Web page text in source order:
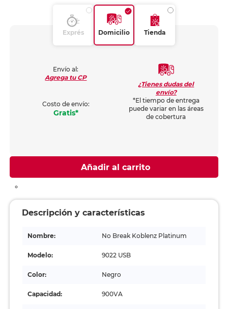
Exprés Domicilio Tienda
Envío al:
Agrega tu CP
Costo de envío:
Gratis*
¿Tienes dudas del
envío?
*El tiempo de entrega
puede variar en las áreas
de cobertura
Añadir al carrito
Descripción y características
Nombre: No Break Koblenz Platinum
Modelo: 9022 USB
Color: Negro
Capacidad: 900VA